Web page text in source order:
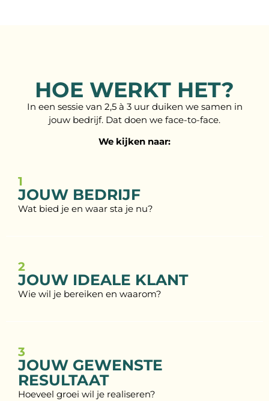
HOE WERKT HET?
In een sessie van 2,5 à 3 uur duiken we samen in
jouw bedrijf. Dat doen we face-to-face.
We kijken naar:
1
JOUW BEDRIJF
Wat bied je en waar sta je nu?
2
JOUW IDEALE KLANT
Wie wil je bereiken en waarom?
3
JOUW GEWENSTE
RESULTAAT
Hoeveel groei wil je realiseren?